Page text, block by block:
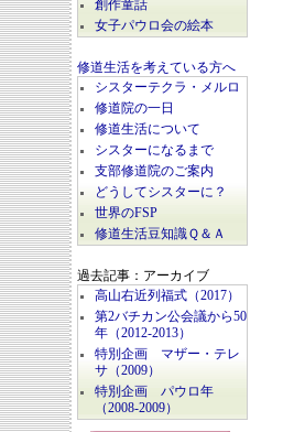
創作童話
女子パウロ会の絵本
修道生活を考えている方へ
シスターテクラ・メルロ
修道院の一日
修道生活について
シスターになるまで
支部修道院のご案内
どうしてシスターに？
世界のFSP
修道生活豆知識Ｑ＆Ａ
過去記事：アーカイブ
高山右近列福式（2017）
第2バチカン公会議から50
年（2012-2013）
特別企画 マザー・テレ
サ（2009）
特別企画 パウロ年
（2008-2009）